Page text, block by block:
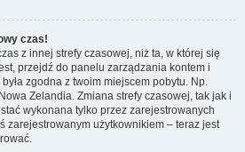
czas!
z innej strefy czasowej, niż ta, w której się
przejdź do panelu zarządzania kontem i
zgodna z twoim miejscem pobytu. Np.
Zelandia. Zmiana strefy czasowej, tak jak i
wykonana tylko przez zarejestrowanych
zarejestrowanym użytkownikiem – teraz jest